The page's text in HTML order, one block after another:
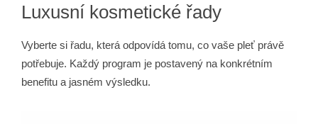
Luxusní kosmetické řady
Vyberte si řadu, která odpovídá tomu, co vaše pleť právě
potřebuje. Každý program je postavený na konkrétním
benefitu a jasném výsledku.